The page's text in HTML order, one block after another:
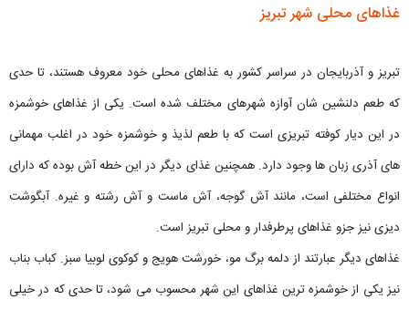
غذاهای محلی شهر تبریز
تبریز و آذربایجان در سراسر کشور به غذاهای محلی خود معروف هستند، تا حدی
که طعم دلنشین شان آوازه شهرهای مختلف شده است. یکی از غذاهای خوشمزه
در این دیار کوفته تبریزی است که با طعم لذیذ و خوشمزه خود در اغلب مهمانی
های آذری زبان ها وجود دارد. همچنین غذای دیگر در این خطه آش بوده که دارای
انواع مختلفی است، مانند آش گوجه، آش ماست و آش رشته و غیره. آبگوشت
دیزی نیز جزو غذاهای پرطرفدار و محلی تبریز است.
غذاهای دیگر عبارتند از دلمه برگ مو، خورشت هویج و کوکوی لوبیا سبز. کباب بناب
نیز یکی از خوشمزه ترین غذاهای این شهر محسوب می شود، تا حدی که در خیلی